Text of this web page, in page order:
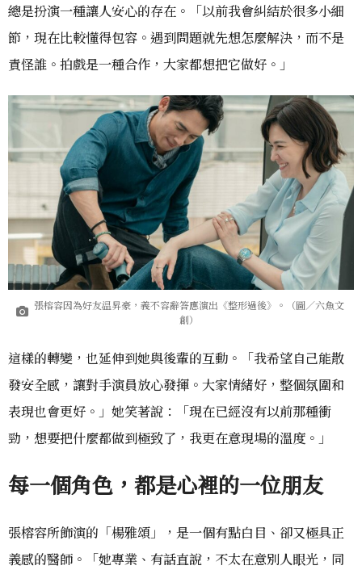
總是扮演一種讓人安心的存在。「以前我會糾結於很多小細
節，現在比較懂得包容。遇到問題就先想怎麼解決，而不是
責怪誰。拍戲是一種合作，大家都想把它做好。」
張榕容因為好友温昇豪，義不容辭答應演出《整形過後》。（圖／六魚文
創）
這樣的轉變，也延伸到她與後輩的互動。「我希望自己能散
發安全感，讓對手演員放心發揮。大家情緒好，整個氛圍和
表現也會更好。」她笑著說：「現在已經沒有以前那種衝
勁，想要把什麼都做到極致了，我更在意現場的溫度。」
每一個角色，都是心裡的一位朋友
張榕容所飾演的「楊雅頌」，是一個有點白目、卻又極具正
義感的醫師。「她專業、有話直說，不太在意別人眼光，同